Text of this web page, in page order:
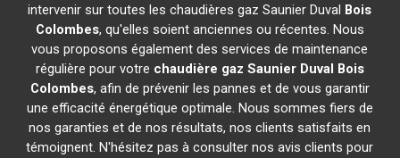
intervenir sur toutes les chaudières gaz Saunier Duval Bois
Colombes, qu'elles soient anciennes ou récentes. Nous
vous proposons également des services de maintenance
régulière pour votre chaudière gaz Saunier Duval Bois
Colombes, afin de prévenir les pannes et de vous garantir
une efficacité énergétique optimale. Nous sommes fiers de
nos garanties et de nos résultats, nos clients satisfaits en
témoignent. N'hésitez pas à consulter nos avis clients pour